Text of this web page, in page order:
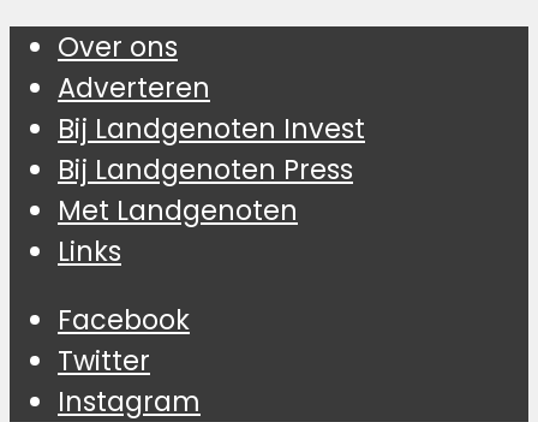
Over ons
Adverteren
Bij Landgenoten Invest
Bij Landgenoten Press
Met Landgenoten
Links
Facebook
Twitter
Instagram